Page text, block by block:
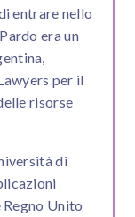
entrare nello
era un
per il
risorse
di
Unito